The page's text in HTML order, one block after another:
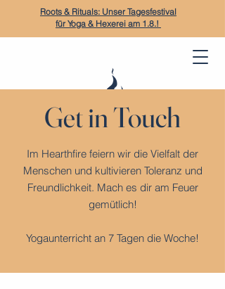
Roots & Rituals: Unser Tagesfestival
für Yoga & Hexerei am 1.8.!
Get in Touch
Im Hearthfire feiern wir die Vielfalt der
Menschen und kultivieren Toleranz und
Freundlichkeit. Mach es dir am Feuer
gemütlich!
Yogaunterricht an 7 Tagen die Woche!